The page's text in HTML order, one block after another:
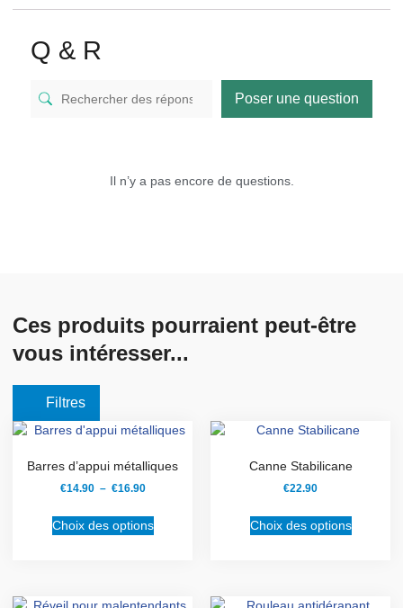
Q & R
Poser une question
Il n’y a pas encore de questions.
Ces produits pourraient peut-être
vous intéresser...
Filtres
Barres d’appui métalliques
€14.90 – €16.90
Choix des options
Canne Stabilicane
€22.90
Choix des options